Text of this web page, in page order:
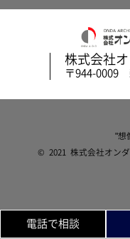
株式会社
〒944-0009
"想
© 2021 株式会社オンダ
電話で相談